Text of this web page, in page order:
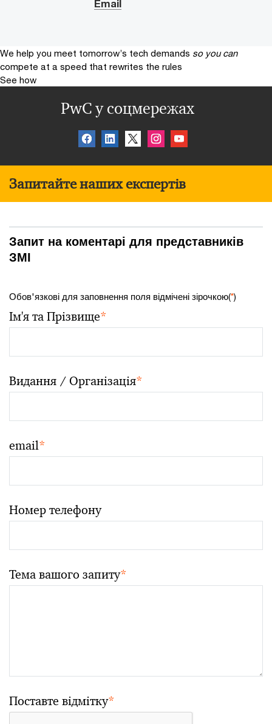
Email
We help you meet tomorrow’s tech demands so you can
compete at a speed that rewrites the rules
See how
PwC у соцмережах
Запитайте наших експертів
Запит на коментарі для представників
ЗМІ
Обов'язкові для заповнення поля відмічені зірочкою(*)
Ім'я та Прізвище*
Видання / Організація*
email*
Номер телефону
Тема вашого запиту*
Поставте відмітку*